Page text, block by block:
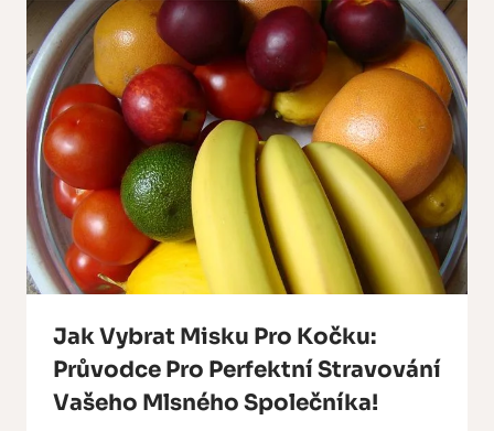
Jak Vybrat Misku Pro Kočku:
Průvodce Pro Perfektní Stravování
Vašeho Mlsného Společníka!